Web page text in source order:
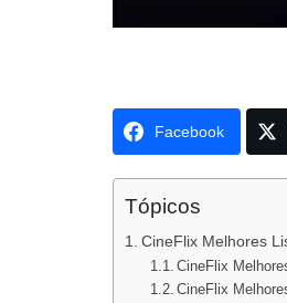
Facebook
Tópicos
CineFlix Melhores
CineFlix
CineFlix